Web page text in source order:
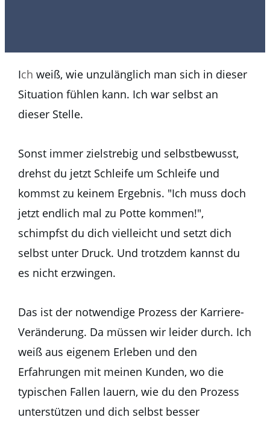
Ich weiß, wie unzulänglich man sich in dieser
Situation fühlen kann. Ich war selbst an
dieser Stelle.
Sonst immer zielstrebig und selbstbewusst,
drehst du jetzt Schleife um Schleife und
kommst zu keinem Ergebnis. "Ich muss doch
jetzt endlich mal zu Potte kommen!",
schimpfst du dich vielleicht und setzt dich
selbst unter Druck. Und trotzdem kannst du
es nicht erzwingen.
Das ist der notwendige Prozess der Karriere-
Veränderung. Da müssen wir leider durch. Ich
weiß aus eigenem Erleben und den
Erfahrungen mit meinen Kunden, wo die
typischen Fallen lauern, wie du den Prozess
unterstützen und dich selbst besser